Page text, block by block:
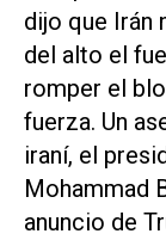
dijo que Irán
del alto el
romper ‌el
fuerza. Un
iraní, el
Mohammad
anuncio de